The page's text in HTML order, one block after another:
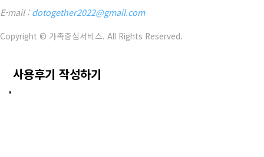
E-mail :dotogether2022@gmail.com
Copyright © 가족중심서비스. All Rights Reserved.
사용후기 작성하기